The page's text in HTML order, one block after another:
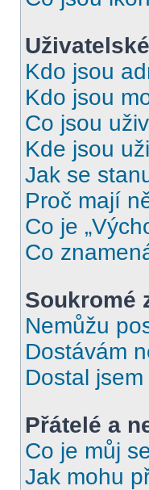
Kdo jsou
Kdo jsou
Co jsou
Kde jsou
Jak se
Proč mají
Co je
Co
Soukromé
Nemůžu
Dostávám
Dostal
Přátelé a
Co je můj
Jak mohu